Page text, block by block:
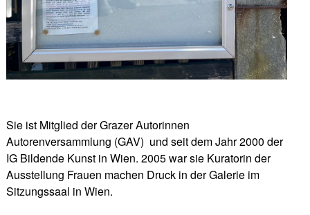
Sie ist Mitglied der Grazer Autorinnen
Autorenversammlung (GAV) und seit dem Jahr 2000 der
IG Bildende Kunst in Wien. 2005 war sie Kuratorin der
Ausstellung Frauen machen Druck in der Galerie im
Sitzungssaal in Wien.